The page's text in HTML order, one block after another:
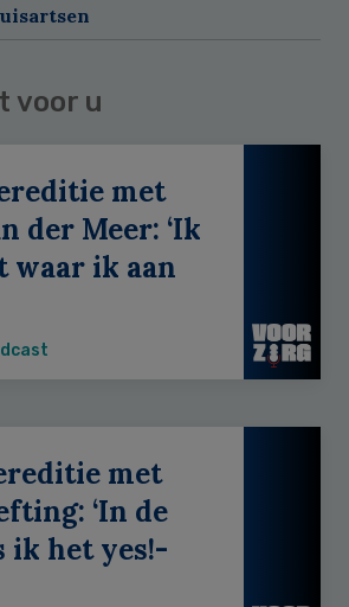
voor u
met
der Meer: ‘Ik
waar ik aan
met
‘In de
ik het yes!-